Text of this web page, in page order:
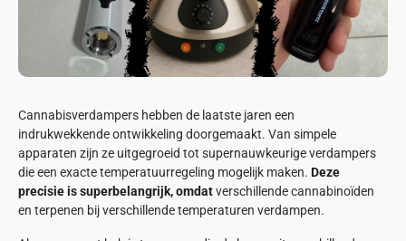
Cannabisverdampers hebben de laatste jaren een
indrukwekkende ontwikkeling doorgemaakt. Van simpele
apparaten zijn ze uitgegroeid tot supernauwkeurige verdampers
die een exacte temperatuurregeling mogelijk maken. Deze
precisie is superbelangrijk, omdatverschillende cannabinoïden
en terpenen bij verschillende temperaturen verdampen.